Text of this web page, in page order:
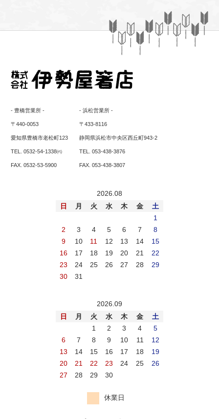
- 豊橋営業所 -
〒440-0053
愛知県豊橋市老松町123
TEL. 0532-54-1338㈹
FAX. 0532-53-5900
- 浜松営業所 -
〒433-8116
静岡県浜松市中央区西丘町943-2
TEL. 053-438-3876
FAX. 053-438-3807
2026.08
日
月 火 水 木 金
土
1
2
3 4 5 6 7
8
9
10 11 12 13 14
15
16
17 18 19 20 21
22
23
24 25 26 27 28
29
30
31
2026.09
日
月 火 水 木 金
土
1
2 3 4
5
6
7 8 9 10 11
12
13
14 15 16 17 18
19
20
21 22 23 24 25
26
27
28 29 30
休業日